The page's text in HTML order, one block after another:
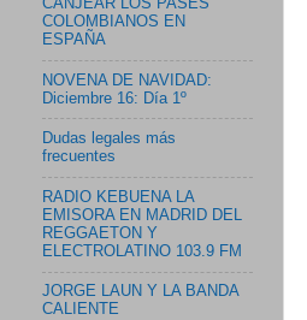
CANJEAR LOS PASES
COLOMBIANOS EN
ESPAÑA
NOVENA DE NAVIDAD:
Diciembre 16: Día 1º
Dudas legales más
frecuentes
RADIO KEBUENA LA
EMISORA EN MADRID DEL
REGGAETON Y
ELECTROLATINO 103.9 FM
JORGE LAUN Y LA BANDA
CALIENTE